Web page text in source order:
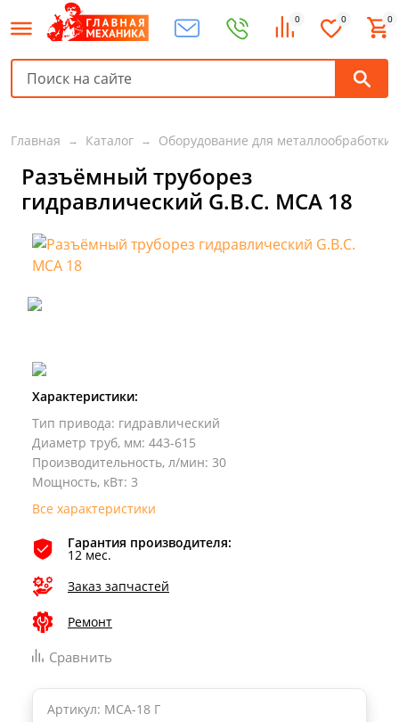
0 0 0
Главная Каталог Оборудование для металлообработки
Разъёмный труборез
гидравлический G.B.C. MCA 18
Характеристики:
Тип привода: гидравлический
Диаметр труб, мм: 443-615
Производительность, л/мин: 30
Мощность, кВт: 3
Все характеристики
Гарантия производителя:
12 мес.
Заказ запчастей
Ремонт
Сравнить
Артикул: MCA-18 Г